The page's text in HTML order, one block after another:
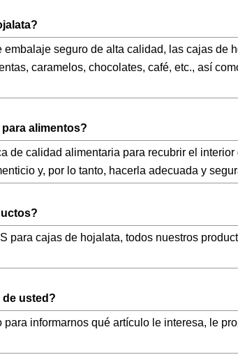
seguro de alta calidad, las cajas de
caramelos, chocolates, café, etc., así
alimentos?
de calidad alimentaria para recubrir el
y, por lo tanto, hacerla adecuada y
para cajas de hojalata, todos nuestros
de usted?
informarnos qué artículo le interesa, le